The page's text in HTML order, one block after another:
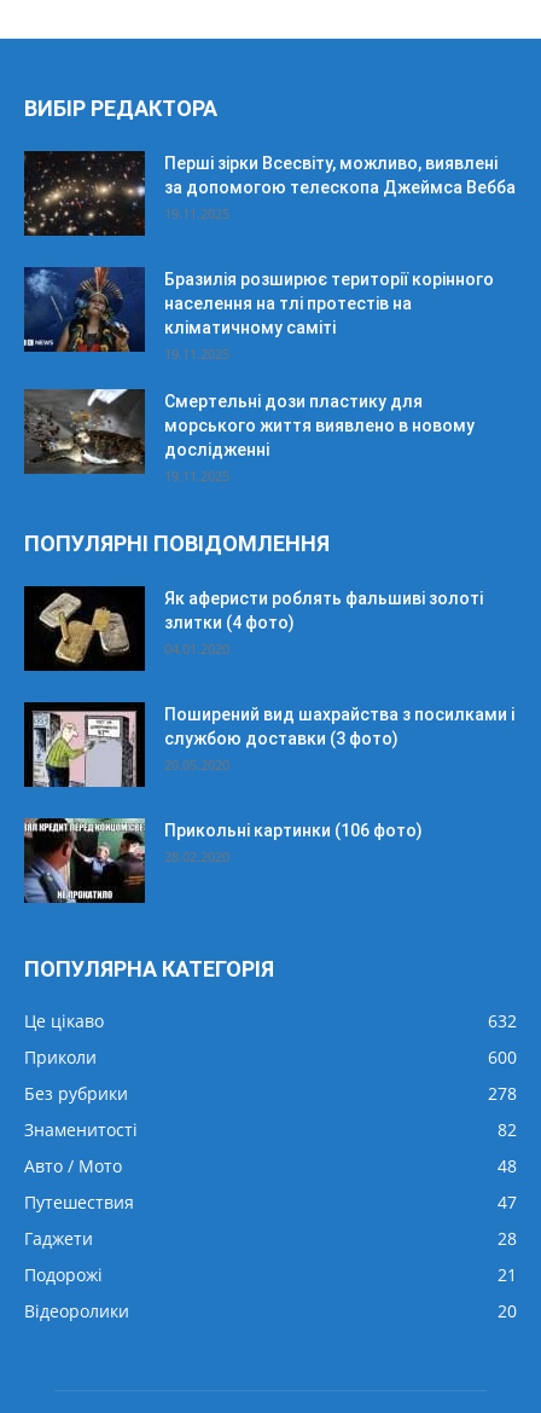
ВИБІР РЕДАКТОРА
Перші зірки Всесвіту, можливо, виявлені
за допомогою телескопа Джеймса Вебба
19.11.2025
Бразилія розширює території корінного
населення на тлі протестів на
кліматичному саміті
19.11.2025
Смертельні дози пластику для
морського життя виявлено в новому
дослідженні
19.11.2025
ПОПУЛЯРНІ ПОВІДОМЛЕННЯ
Як аферисти роблять фальшиві золоті
злитки (4 фото)
04.01.2020
Поширений вид шахрайства з посилками і
службою доставки (3 фото)
20.05.2020
Прикольні картинки (106 фото)
28.02.2020
ПОПУЛЯРНА КАТЕГОРІЯ
Це цікаво
632
Приколи
600
Без рубрики
278
Знаменитості
82
Авто / Мото
48
Путешествия
47
Гаджети
28
Подорожі
21
Відеоролики
20